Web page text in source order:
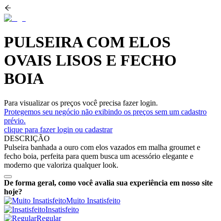
PULSEIRA COM ELOS
OVAIS LISOS E FECHO
BOIA
Para visualizar os preços você precisa fazer login.
Protegemos seu negócio não exibindo os preços sem um cadastro
prévio.
clique para fazer login ou cadastrar
DESCRIÇÃO
Pulseira banhada a ouro com elos vazados em malha groumet e
fecho boia, perfeita para quem busca um acessório elegante e
moderno que valoriza qualquer look.
De forma geral, como você avalia sua experiência em nosso site
hoje?
Muito Insatisfeito
Insatisfeito
Regular